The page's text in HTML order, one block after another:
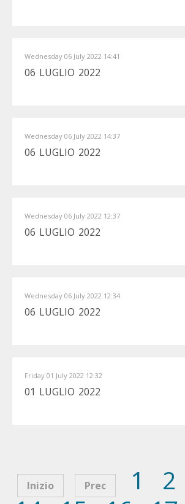
Wednesday 06 July 2022 14:41
06 LUGLIO 2022
Wednesday 06 July 2022 14:37
06 LUGLIO 2022
Wednesday 06 July 2022 12:37
06 LUGLIO 2022
Wednesday 06 July 2022 12:34
06 LUGLIO 2022
Friday 01 July 2022 12:32
01 LUGLIO 2022
Inizio Prec 1 2